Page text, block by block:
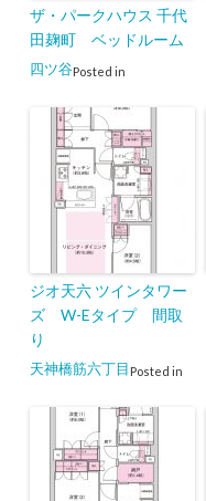
ザ・パークハウス 千代
田麹町 ベッドルーム
Posted in
四ツ谷
ジオ天六 ツインタワー
ズ W-Eタイプ 間取
り
Posted in
天神橋筋六丁目